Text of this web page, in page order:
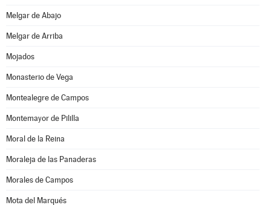
Melgar de Abajo
Melgar de Arriba
Mojados
Monasterio de Vega
Montealegre de Campos
Montemayor de Pililla
Moral de la Reina
Moraleja de las Panaderas
Morales de Campos
Mota del Marqués